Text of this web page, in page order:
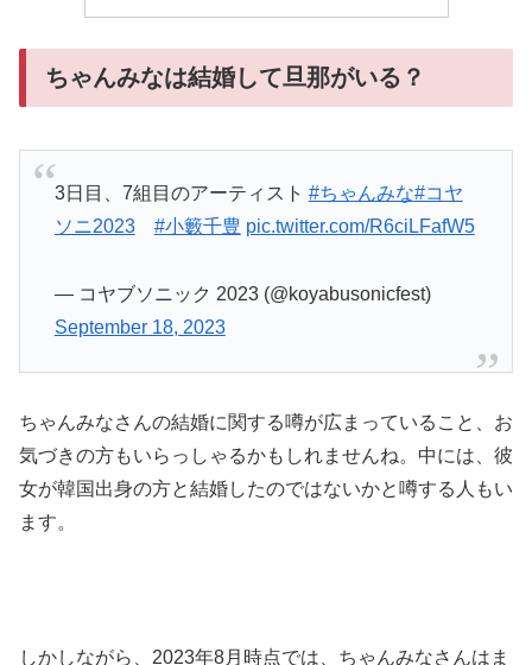
ちゃんみなは結婚して旦那がいる？
3日目、7組目のアーティスト #ちゃんみな#コヤ
ソニ2023
#小籔千豊 pic.twitter.com/R6ciLFafW5
— コヤブソニック 2023 (@koyabusonicfest)
September 18, 2023
ちゃんみなさんの結婚に関する噂が広まっていること、お
気づきの方もいらっしゃるかもしれませんね。中には、彼
女が韓国出身の方と結婚したのではないかと噂する人もい
ます。
しかしながら、2023年8月時点では、ちゃんみなさんはま